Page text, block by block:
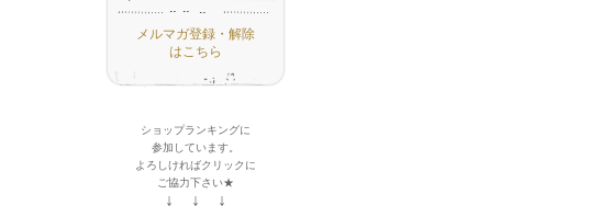
メルマガ登録・解除
はこちら
ショップランキングに
参加しています。
よろしければクリックに
ご協力下さい★
↓ ↓ ↓